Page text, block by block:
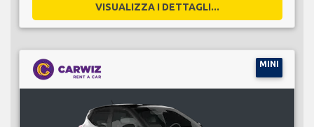
VISUALIZZA I DETTAGLI...
MINI